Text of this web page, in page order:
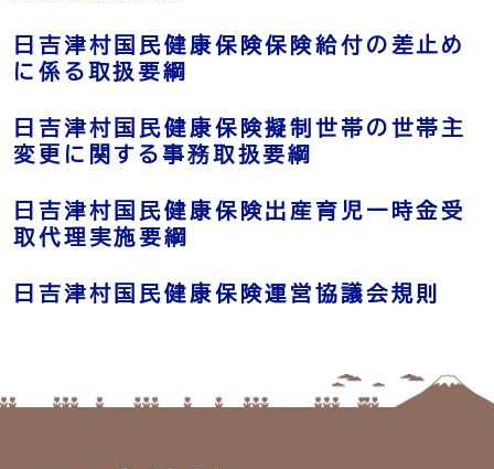
日吉津村国民健康保険保険給付の差止め
に係る取扱要綱
日吉津村国民健康保険擬制世帯の世帯主
変更に関する事務取扱要綱
日吉津村国民健康保険出産育児一時金受
取代理実施要綱
日吉津村国民健康保険運営協議会規則